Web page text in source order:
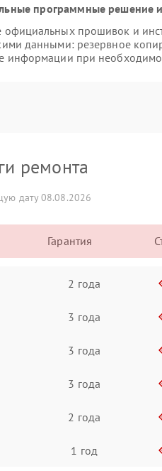
программные решение
официальных прошивок и
данными: резервное
информации при
ремонта
дату 08.08.2026
Гарантия
2 года
3 года
3 года
3 года
2 года
1 год